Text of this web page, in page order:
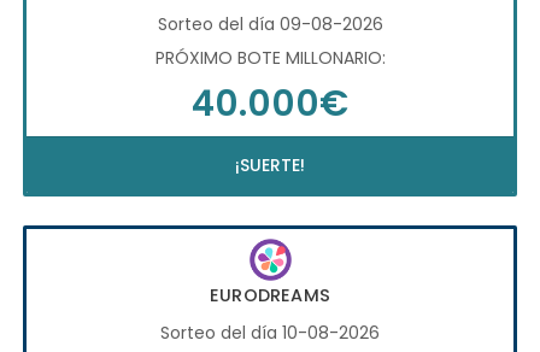
Sorteo del día 09-08-2026
PRÓXIMO BOTE MILLONARIO:
40.000€
¡SUERTE!
EURODREAMS
Sorteo del día 10-08-2026